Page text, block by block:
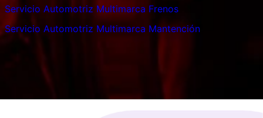
Servicio Automotriz Multimarca Frenos
Servicio Automotriz Multimarca Mantención